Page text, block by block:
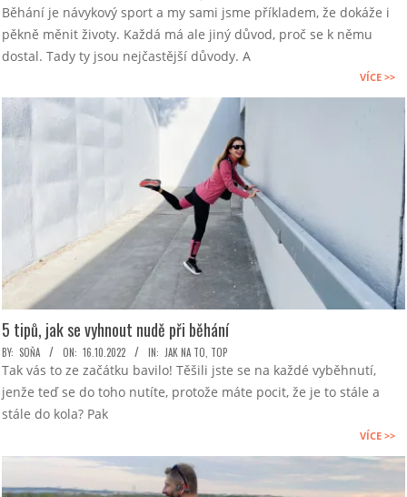
06-
11
Běhání je návykový sport a my sami jsme příkladem, že dokáže i
pěkně měnit životy. Každá má ale jiný důvod, proč se k němu
dostal. Tady ty jsou nejčastější důvody. A
VÍCE >>
5 tipů, jak se vyhnout nudě při běhání
2022-
10-
16
BY: SOŇA ON: 16.10.2022 IN: JAK NA TO, TOP
Tak vás to ze začátku bavilo! Těšili jste se na každé vyběhnutí,
jenže teď se do toho nutíte, protože máte pocit, že je to stále a
stále do kola? Pak
VÍCE >>